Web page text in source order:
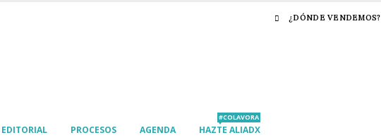
¿DÓNDE VENDEMOS?
EDITORIAL PROCESOS AGENDA HAZTE ALIADX
#COLAVORA